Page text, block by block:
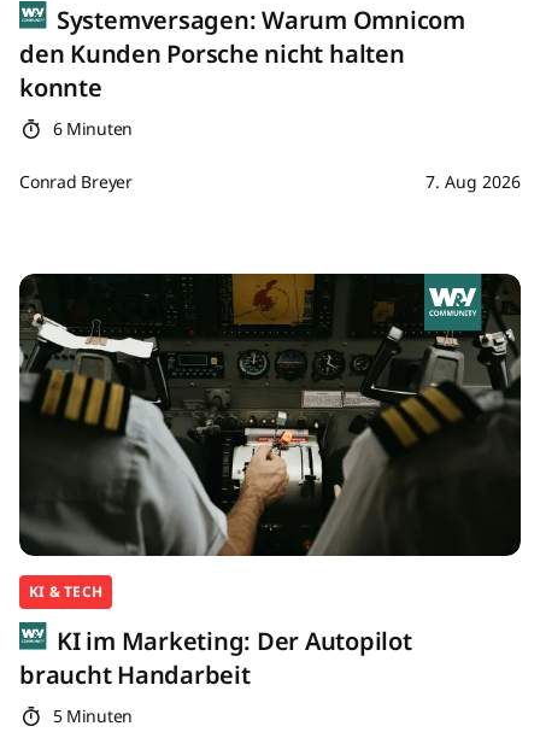
Systemversagen: Warum Omnicom
den Kunden Porsche nicht halten
konnte
6 Minuten
Conrad Breyer 7. Aug 2026
KI & TECH
KI im Marketing: Der Autopilot
braucht Handarbeit
5 Minuten